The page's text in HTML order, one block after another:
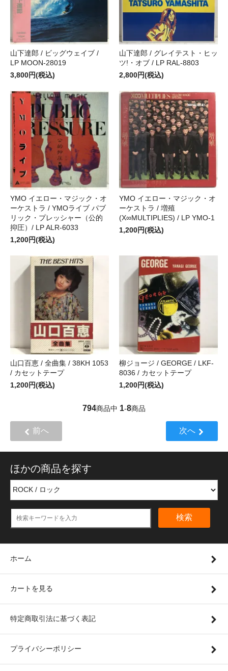
山下達郎 / ビッグウェイブ /
LP MOON-28019
3,800円(税込)
山下達郎 / グレイテスト・ヒッ
ツ!・オブ / LP RAL-8803
2,800円(税込)
YMO イエロー・マジック・オ
ーケストラ / YMOライブ パブ
リック・プレッシャー（公的
抑圧）/ LP ALR-6033
1,200円(税込)
YMO イエロー・マジック・オ
ーケストラ / 増殖
(X∞MULTIPLIES) / LP YMO-1
1,200円(税込)
山口百恵 / 全曲集 / 38KH 1053
/ カセットテープ
1,200円(税込)
柳ジョージ / GEORGE / LKF-
8036 / カセットテープ
1,200円(税込)
794商品中 1-8商品
前へ 次へ
ほかの商品を探す
検索
ホーム
カートを見る
特定商取引法に基づく表記
プライバシーポリシー